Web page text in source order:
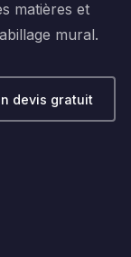
matières et
mural.
devis gratuit